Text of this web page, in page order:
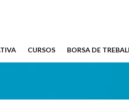
CURSOS BORSA DE